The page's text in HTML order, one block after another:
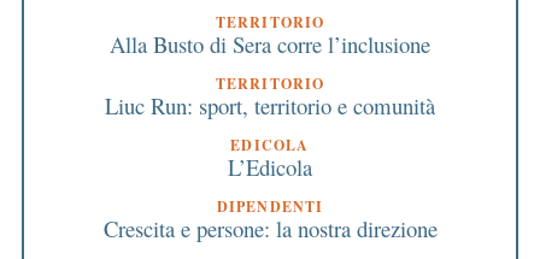
TERRITORIO
Alla Busto di Sera corre l’inclusione
TERRITORIO
Liuc Run: sport, territorio e comunità
EDICOLA
L’Edicola
DIPENDENTI
Crescita e persone: la nostra direzione